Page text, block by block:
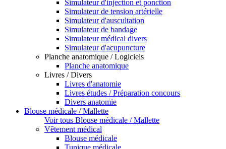
Simulateur d'injection et ponction
Simulateur de tension artérielle
Simulateur d'auscultation
Simulateur de bandage
Simulateur médical divers
Simulateur d'acupuncture
Planche anatomique / Logiciels
Planche anatomique
Livres / Divers
Livres d'anatomie
Livres études / Préparation concours
Divers anatomie
Blouse médicale / Mallette
Voir tous Blouse médicale / Mallette
Vêtement médical
Blouse médicale
Tunique médicale